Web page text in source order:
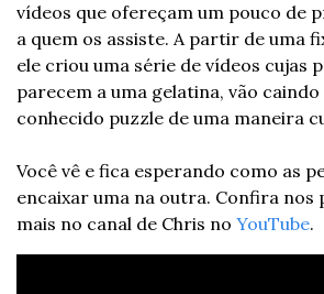
vídeos que ofereçam um pouco de
a quem os assiste. A partir de uma
ele criou uma série de vídeos cujas
parecem a uma gelatina, vão
conhecido puzzle de uma maneira
Você vê e fica esperando como as
encaixar uma na outra. Confira nos
mais no canal de Chris no YouTube.